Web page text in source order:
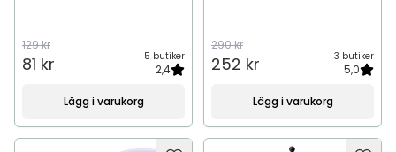
129 kr
81 kr 5 butiker
2,4
Lägg i varukorg
290 kr
252 kr 3 butiker
5,0
Lägg i varukorg